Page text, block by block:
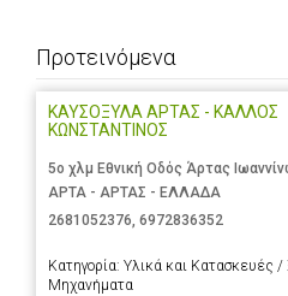
Προτεινόμενα
ΚΑΥΣΟΞΥΛΑ ΑΡΤΑΣ - ΚΑΛΛΟΣ
ΚΩΝΣΤΑΝΤΙΝΟΣ
5ο χλμ Εθνική Οδός Άρτας
ΑΡΤΑ - ΑΡΤΑΣ - ΕΛΛΑΔΑ
2681052376, 6972836352
Κατηγορία: Υλικά και Κατασκευές /
Μηχανήματα